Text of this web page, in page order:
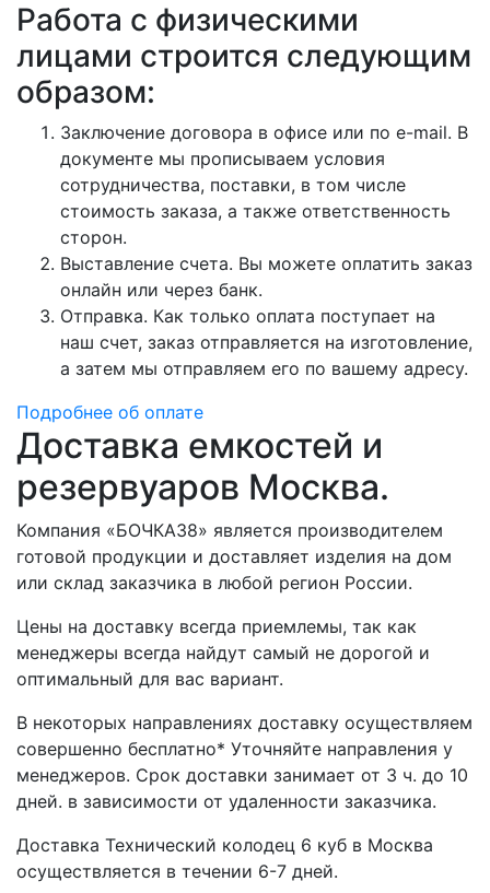
Работа с физическими
лицами строится следующим
образом:
Заключение договора в офисе или по e-mail. В
документе мы прописываем условия
сотрудничества, поставки, в том числе
стоимость заказа, а также ответственность
сторон.
Выставление счета. Вы можете оплатить заказ
онлайн или через банк.
Отправка. Как только оплата поступает на
наш счет, заказ отправляется на изготовление,
а затем мы отправляем его по вашему адресу.
Подробнее об оплате
Доставка емкостей и
резервуаров Москва.
Компания «БОЧКА38» является производителем
готовой продукции и доставляет изделия на дом
или склад заказчика в любой регион России.
Цены на доставку всегда приемлемы, так как
менеджеры всегда найдут самый не дорогой и
оптимальный для вас вариант.
В некоторых направлениях доставку осуществляем
совершенно бесплатно* Уточняйте направления у
менеджеров. Срок доставки занимает от 3 ч. до 10
дней. в зависимости от удаленности заказчика.
Доставка Технический колодец 6 куб в Москва
осуществляется в течении 6-7 дней.